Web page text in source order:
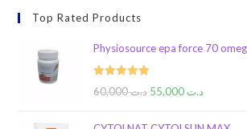
Top Rated Products
Physiosource epa force 70
Rated 5.00د.ت60,000 د.ت